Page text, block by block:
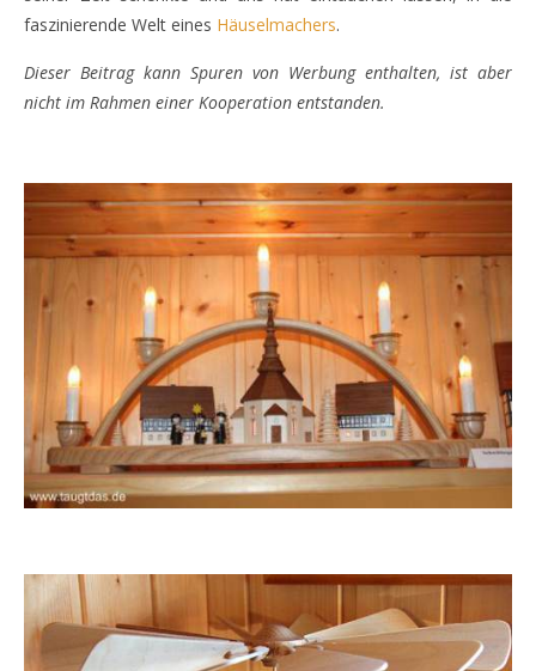
faszinierende Welt eines Häuselmachers.
Dieser Beitrag kann Spuren von Werbung enthalten, ist aber
nicht im Rahmen einer Kooperation entstanden.